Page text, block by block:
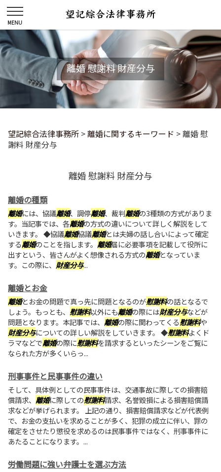
離婚 慰謝料 財産分与
望記綜合法律事務所 >離婚に関するキーワード >離婚 慰
謝料 財産分与
離婚 慰謝料 財産分与
離婚の種類
離婚には、協議離婚、調停離婚、裁判離婚の3種類の方式がありま
す。当記事では、各離婚の方式の違いについて詳しく解説をして
いきます。 ◆協議離婚協議離婚とは夫婦の話し合いによって確定
する離婚のことを指します。 離婚届に必要事項を記載して役所に
出すという、皆さんがよく想像される方式の離婚となっていま
す。この際に、 財産分与...
離婚とお金
離婚とお金の問題で真っ先に問題となるのが慰謝料の話となるで
しょう。もっとも、 慰謝料以外にも離婚の際には財産分与などが
問題となります。本記事では、 離婚の際に関わってくる慰謝料や
財産分与についての詳しい解説をしていきます。 ◆慰謝料よくド
ラマなどで離婚の際に慰謝料を請求するといったシーンをご覧に
なられた方が多くいらっ...
刑事事件と民事事件の違い
そして、具体例としての民事事件は、交通事故に際しての損害賠
償請求、 離婚に際しての慰謝料請求、名誉毀損による損害賠償請
求などが挙げられます。 上記の通り、損害賠償請求などが代表例
で、お金の支払いを求めることが多く、犯罪の成立に伴い、罪の
確定をさせたり懲役を求めるのは民事事件ではなく、刑事事件に
あたることになります。...
労働問題に強い弁護士を選ぶ方法